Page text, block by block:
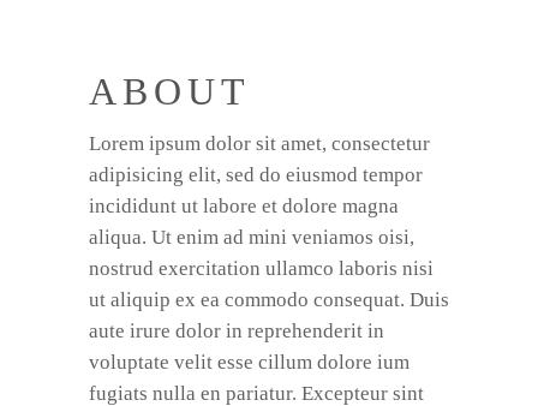
ABOUT
Lorem ipsum dolor sit amet, consectetur
adipisicing elit, sed do eiusmod tempor
incididunt ut labore et dolore magna
aliqua. Ut enim ad mini veniamos oisi,
nostrud exercitation ullamco laboris nisi
ut aliquip ex ea commodo consequat. Duis
aute irure dolor in reprehenderit in
voluptate velit esse cillum dolore ium
fugiats nulla en pariatur. Excepteur sint